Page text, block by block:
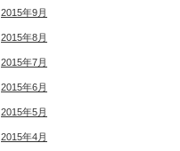
2015年9月
2015年8月
2015年7月
2015年6月
2015年5月
2015年4月